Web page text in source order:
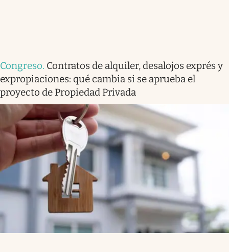
Congreso. Contratos de alquiler, desalojos exprés y
expropiaciones: qué cambia si se aprueba el
proyecto de Propiedad Privada